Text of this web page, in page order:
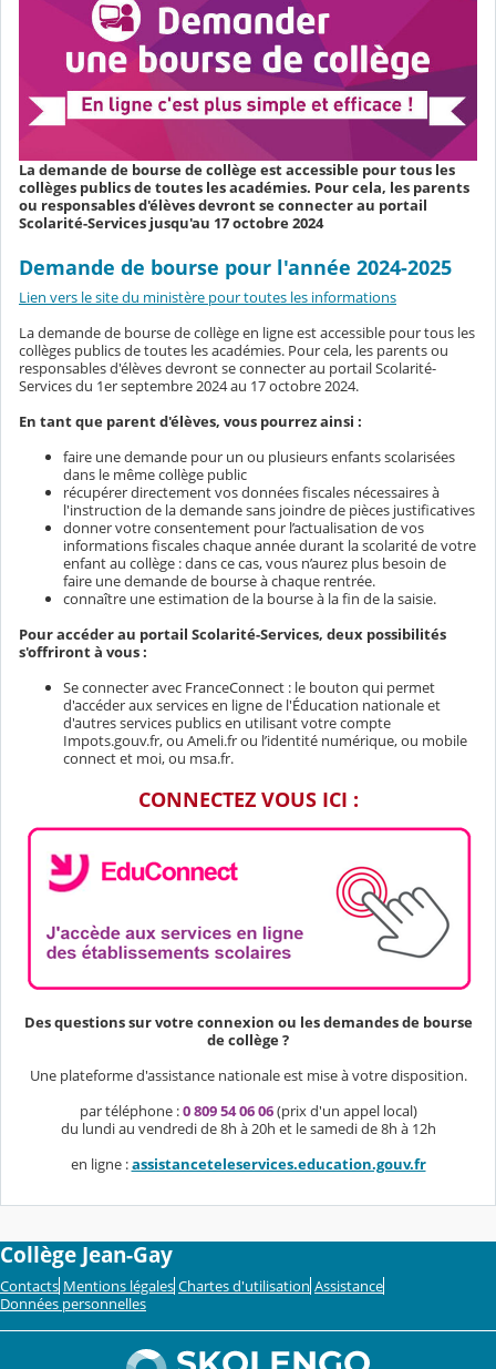
La demande de bourse de collège est accessible pour tous les
collèges publics de toutes les académies. Pour cela, les parents
ou responsables d'élèves devront se connecter au portail
Scolarité-Services jusqu'au 17 octobre 2024
Demande de bourse pour l'année 2024-2025
Lien vers le site du ministère pour toutes les informations
La demande de bourse de collège en ligne est accessible pour tous les
collèges publics de toutes les académies. Pour cela, les parents ou
responsables d'élèves devront se connecter au portail Scolarité-
Services du 1er septembre 2024 au 17 octobre 2024.
En tant que parent d'élèves, vous pourrez ainsi :
faire une demande pour un ou plusieurs enfants scolarisées
dans le même collège public
récupérer directement vos données fiscales nécessaires à
l'instruction de la demande sans joindre de pièces justificatives
donner votre consentement pour l’actualisation de vos
informations fiscales chaque année durant la scolarité de votre
enfant au collège : dans ce cas, vous n’aurez plus besoin de
faire une demande de bourse à chaque rentrée.
connaître une estimation de la bourse à la fin de la saisie.
Pour accéder au portail Scolarité-Services, deux possibilités
s'offriront à vous :
Se connecter avec FranceConnect : le bouton qui permet
d'accéder aux services en ligne de l'Éducation nationale et
d'autres services publics en utilisant votre compte
Impots.gouv.fr, ou Ameli.fr ou l’identité numérique, ou mobile
connect et moi, ou msa.fr.
CONNECTEZ VOUS ICI :
Des questions sur votre connexion ou les demandes de bourse
de collège ?
Une plateforme d'assistance nationale est mise à votre disposition.
par téléphone :0 809 54 06 06(prix d'un appel local)
du lundi au vendredi de 8h à 20h et le samedi de 8h à 12h
en ligne :assistanceteleservices.education.gouv.fr
Collège Jean-Gay
Contacts Mentions légales Chartes d'utilisation Assistance
Données personnelles